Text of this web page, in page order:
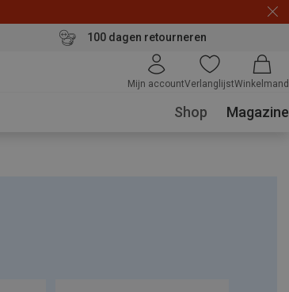
100 dagen retourneren
Mijn accountVerlanglijstWinkelmand
Shop Magazine